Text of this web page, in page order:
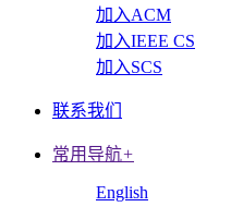
加入ACM
加入IEEE CS
加入SCS
联系我们
常用导航+
English